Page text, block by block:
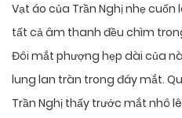
Vạt áo của Trần Nghị nhẹ cuốn
tất cả âm thanh đều chìm
Đôi mắt phượng hẹp dài của
lung lan tràn trong đáy mắt.
Trần Nghị thấy trước mắt nhô